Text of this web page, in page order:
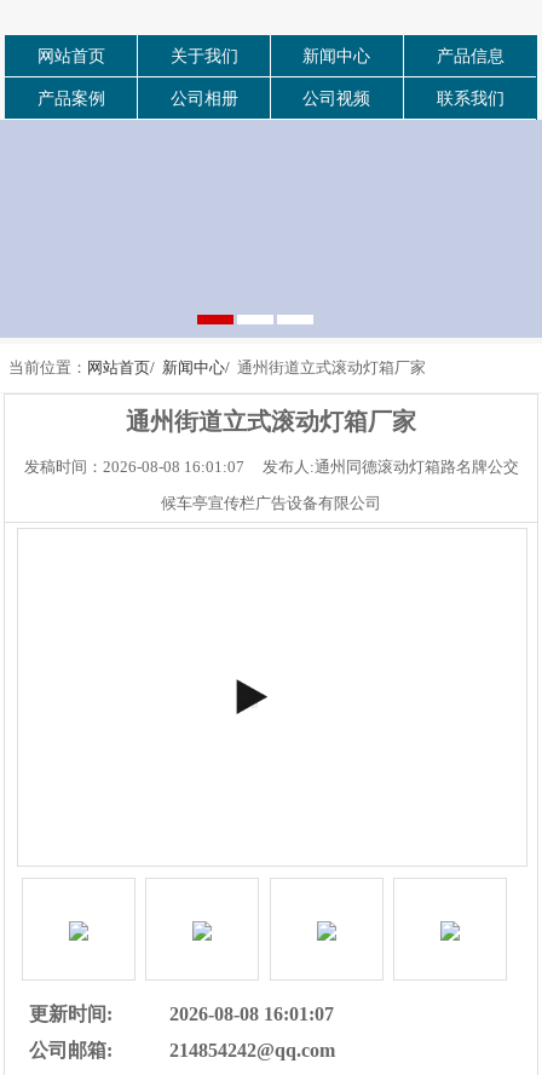
网站首页 关于我们 新闻中心 产品信息
产品案例 公司相册 公司视频 联系我们
当前位置： 网站首页/ 新闻中心/ 通州街道立式滚动灯箱厂家
通州街道立式滚动灯箱厂家
发稿时间：2026-08-08 16:01:07 发布人:通州同德滚动灯箱路名牌公交
候车亭宣传栏广告设备有限公司
更新时间:
2026-08-08 16:01:07
公司邮箱:
214854242@qq.com